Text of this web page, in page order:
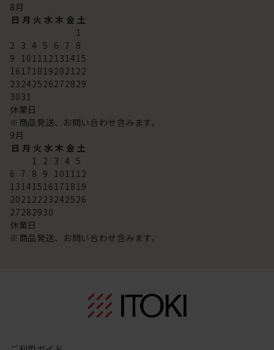
8月
日 月 火 水 木 金 土
1
2 3 4 5 6 7 8
9 101112131415
16171819202122
23242526272829
3031
休業日
※商品発送、お問い合わせ含みます。
9月
日 月 火 水 木 金 土
1 2 3 4 5
6 7 8 9 101112
13141516171819
20212223242526
27282930
休業日
※商品発送、お問い合わせ含みます。